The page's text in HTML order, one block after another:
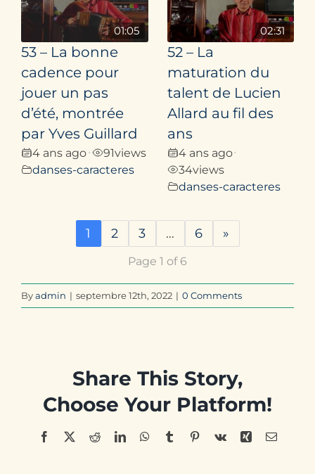
01:05
53 – La bonne
cadence pour
jouer un pas
d’été, montrée
par Yves Guillard
4 ans ago• 91views
danses-caracteres
02:31
52 – La
maturation du
talent de Lucien
Allard au fil des
ans
4 ans ago•
34views
danses-caracteres
1 2 3 … 6 »
Page 1 of 6
Byadmin | septembre 12th, 2022 | 0 Comments
Share This Story,
Choose Your Platform!
Facebook
X RedditLinkedInWhatsApp
TumblrPinterest
Vk Xing Email